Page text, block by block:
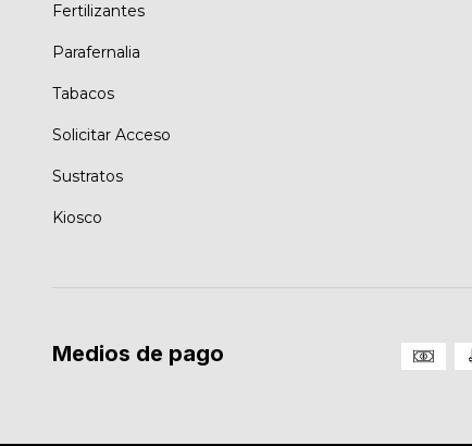
Fertilizantes
Parafernalia
Tabacos
Solicitar Acceso
Sustratos
Kiosco
Medios de pago